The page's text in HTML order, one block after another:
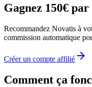
Gagnez 150€
Recommandez Novatis à
commission automatique
Créer un compte affilié
Comment ça